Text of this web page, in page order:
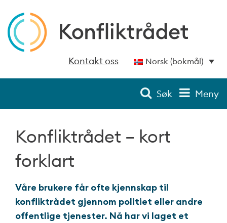
Kontakt oss Norsk (bokmål)
Søk Meny
Konfliktrådet – kort
forklart
Våre brukere får ofte kjennskap til
konfliktrådet gjennom politiet eller andre
offentlige tjenester. Nå har vi laget et